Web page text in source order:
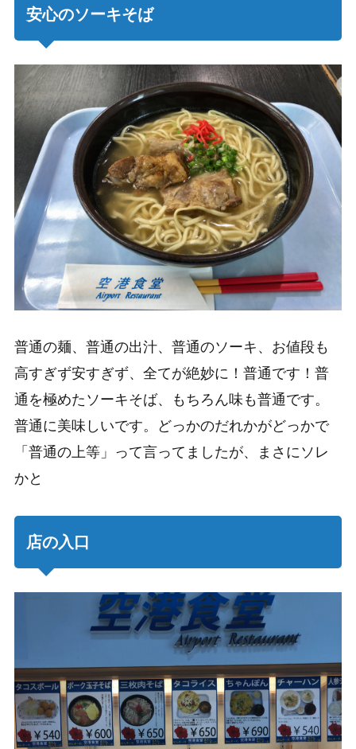
安心のソーキそば
普通の麺、普通の出汁、普通のソーキ、お値段も
高すぎず安すぎず、全てが絶妙に！普通です！普
通を極めたソーキそば、もちろん味も普通です。
普通に美味しいです。どっかのだれかがどっかで
「普通の上等」って言ってましたが、まさにソレ
かと
店の入口